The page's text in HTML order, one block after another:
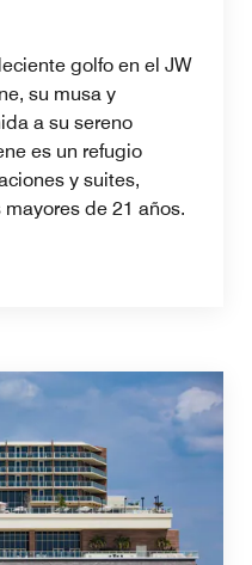
golfo en el JW
su musa y
a su sereno
es un refugio
y suites,
de 21 años.